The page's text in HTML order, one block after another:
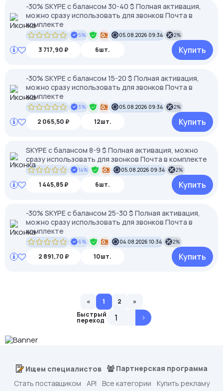
-30% SKYPE c балансом 30-40 $ Полная активация,
можно сразу использовать для звонков Почта в
комплекте
5% 05.08.2026 09:34 2%
3 717,90 ₽ 6шт. Купить
-30% SKYPE c балансом 15-20 $ Полная активация,
можно сразу использовать для звонков Почта в
комплекте
3% 05.08.2026 09:34 2%
2 065,50 ₽ 12шт. Купить
SKYPE c балансом 8-9 $ Полная активация, можно
сразу использовать для звонков Почта в комплекте
14% 05.08.2026 09:34 2%
1 445,85 ₽ 6шт. Купить
-30% SKYPE c балансом 25-30 $ Полная активация,
можно сразу использовать для звонков Почта в
комплекте
6% 04.08.2026 10:34 2%
2 891,70 ₽ 10шт. Купить
« 1 2
»
Быстрый
переход >
Ищем специалистов
Партнерская программа
Стать поставщиком
API Все категории Купить рекламу